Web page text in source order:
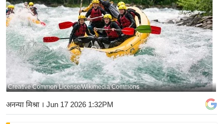
य
अं
त
र्रा
ष्ट्री
य
बि
ज़
ने
Creative Common License/Wikimedia Commons
अनन्या मिश्रा । Jun 17 2026 1:32PM